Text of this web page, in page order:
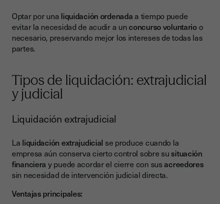
Optar por una liquidación ordenadaa tiempo puede
evitar la necesidad de acudir a unconcurso voluntarioo
necesario, preservando mejor los intereses de todas las
partes.
Tipos de liquidación: extrajudicial
y judicial
Liquidación extrajudicial
La liquidación extrajudicial se produce cuando la
empresa aún conserva cierto control sobre susituación
financiera y puede acordar el cierre con susacreedores
sin necesidad de intervención judicial directa.
Ventajas principales: